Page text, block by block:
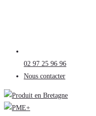
02 97 25 96 96
Nous contacter